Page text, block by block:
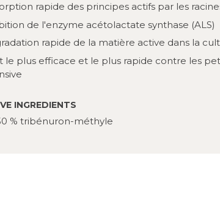
rapide des principes actifs par les
de l'enzyme acétolactate synthase (ALS)
rapide de la matière active dans la
le plus efficace et le plus rapide contre les
INGREDIENTS
% tribénuron-méthyle